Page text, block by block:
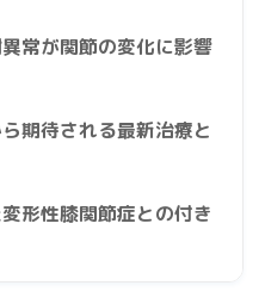
常が関節の変化に影響
期待される最新治療と
形性膝関節症との付き